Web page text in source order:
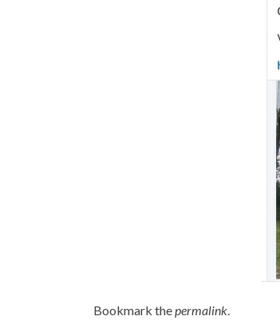
Bookmark thepermalink.